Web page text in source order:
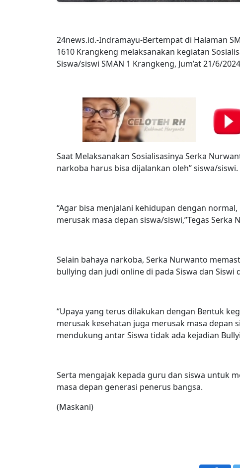
24news.id.-Indramayu-Bertempat di Halaman
1610 Krangkeng melaksanakan kegiatan
Siswa/siswi SMAN 1 Krangkeng, Jum’at 21/6/
Saat Melaksanakan Sosialisasinya Serka
narkoba harus bisa dijalankan oleh” siswa/siswi.
“Agar bisa menjalani kehidupan dengan
merusak masa depan siswa/siswi,”Tegas Serka
Selain bahaya narkoba, Serka Nurwanto
bullying dan judi online di pada Siswa dan Siswi
“Upaya yang terus dilakukan dengan Bentuk
merusak kesehatan juga merusak masa depan
mendukung antar Siswa tidak ada kejadian
Serta mengajak kepada guru dan siswa untuk
masa depan generasi penerus bangsa.
(Maskani)